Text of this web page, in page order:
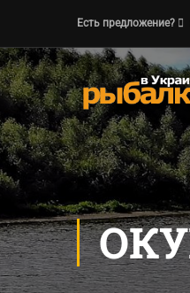
Есть предложение?